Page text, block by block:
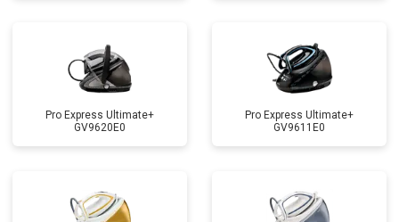
Pro Express Ultimate+
GV9620E0
Pro Express Ultimate+
GV9611E0